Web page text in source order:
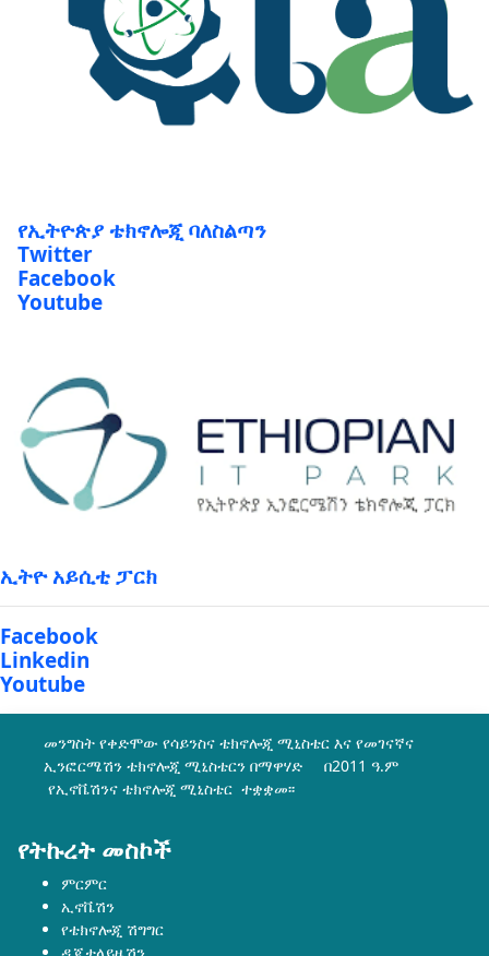
የኢትዮጵያ ቴክኖሎጂ ባለስልጣን
Twitter
Facebook
Youtube
ኢትዮ አይሲቲ ፓርክ
Facebook
Linkedin
Youtube
መንግስት የቀድሞው የሳይንስና ቴክኖሎጂ ሚኒስቴር እና የመገናኛና
ኢንፎርሜሽን ቴክኖሎጂ ሚኒስቴርን በማዋሃድ በ2011 ዓ.ም
የኢኖቬሽንና ቴክኖሎጂ ሚኒስቴር ተቋቋመ፡፡
የትኩረት መስኮች
ምርምር
ኢኖቬሽን
የቴክኖሎጂ ሽግግር